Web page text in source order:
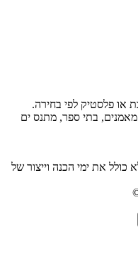
או פלסטיק לפי בחירה.
מאמנים, בתי ספר, מתנס ים
עד 7 ימי עסקים לא כולל את ימי הכנה וייצור של